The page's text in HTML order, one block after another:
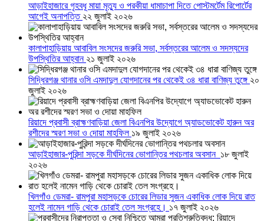
আড়াইহাজারে গৃহবধূ মায়া মৃত্যু ও পরকীয়া ধামাচাপা দিতে পোস্টমর্টেম রিপোর্টের
আগেই অনাপত্তি ২২ জুলাই ২০২৬
কালাপাহাড়িয়ায় আবাবিল সংসদের জরুরি সভা, সর্বস্তরের আলেম ও সদস্যদের
উপস্থিতির আহ্বান ২১ জুলাই ২০২৬
সিদ্ধিরগঞ্জ থানার ওসি এমদাদুল যোগদানের পর থেকেই ৩৪ ধারা বাণিজ্য তুঙ্গে ২০
জুলাই ২০২৬
রিয়াদে প্রবাসী ব্রাহ্মণবাড়িয়া জেলা বিএনপির উদ্যোগে অ্যাডভোকেট হারুন অর
রশীদের স্মরণ সভা ও দোয়া মাহফিল ১৯ জুলাই ২০২৬
আড়াইহাজার-পুরিন্দা সড়কে দীর্ঘদিনের ভোগান্তির পথচলার অবসান ১৮ জুলাই
২০২৬
খিলগাঁও ডেমরা- রামপুরা মহাসড়কে চোরের লিডার সুজন একাধিক লোক দিয়ে রাত
হলেই নামেন গাড়ি থেকে চোরাই তেল সংগ্রহে। ১৭ জুলাই ২০২৬